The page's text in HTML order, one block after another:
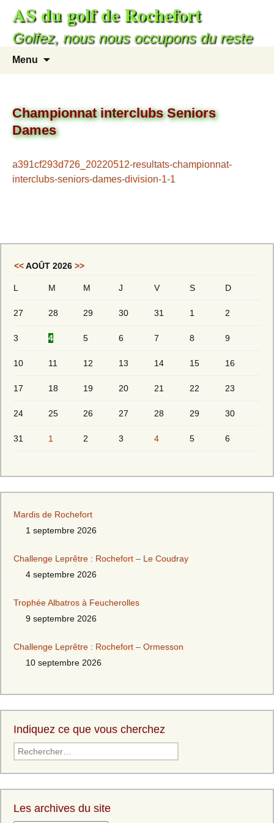
AS du golf de Rochefort
Golfez, nous nous occupons du reste
Menu
Championnat interclubs Seniors
Dames
a391cf293d726_20220512-resultats-championnat-
interclubs-seniors-dames-division-1-1
<<AOÛT 2026 >>
L M M J V S D
27 28 29 30 31 1 2
3 4 5 6 7 8 9
10 11 12 13 14 15 16
17 18 19 20 21 22 23
24 25 26 27 28 29 30
31 1 2 3 4 5 6
Mardis de Rochefort
1 septembre 2026
Challenge Leprêtre : Rochefort – Le Coudray
4 septembre 2026
Trophée Albatros à Feucherolles
9 septembre 2026
Challenge Leprêtre : Rochefort – Ormesson
10 septembre 2026
Indiquez ce que vous cherchez
Les archives du site